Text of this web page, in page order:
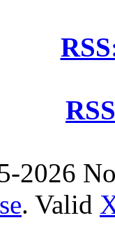
2026
. Valid